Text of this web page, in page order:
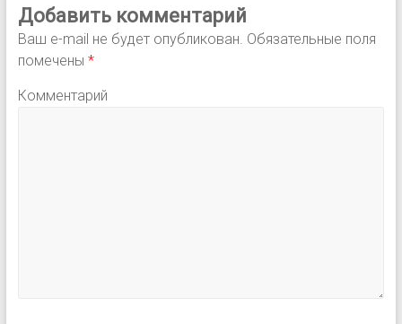
Добавить комментарий
Ваш e-mail не будет опубликован. Обязательные поля
помечены *
Комментарий